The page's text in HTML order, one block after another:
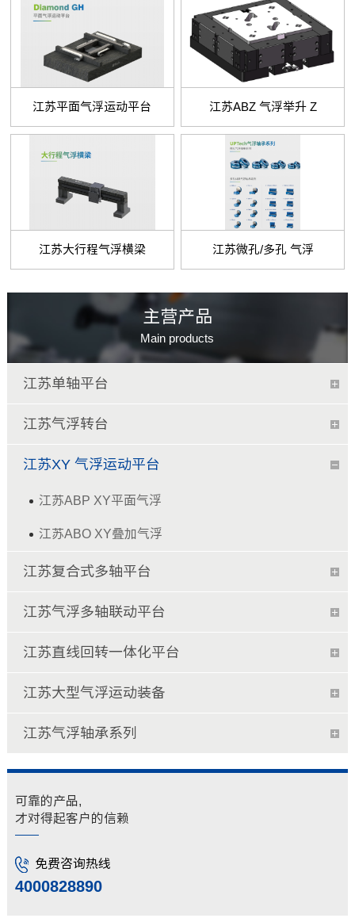
江苏平面气浮运动平台 江苏ABZ 气浮举升 Z
江苏大行程气浮横梁 江苏微孔/多孔 气浮
主营产品
Main products
江苏单轴平台
江苏气浮转台
江苏XY 气浮运动平台
江苏ABP XY平面气浮
江苏ABO XY叠加气浮
江苏复合式多轴平台
江苏气浮多轴联动平台
江苏直线回转一体化平台
江苏大型气浮运动装备
江苏气浮轴承系列
可靠的产品,
才对得起客户的信赖
免费咨询热线
4000828890